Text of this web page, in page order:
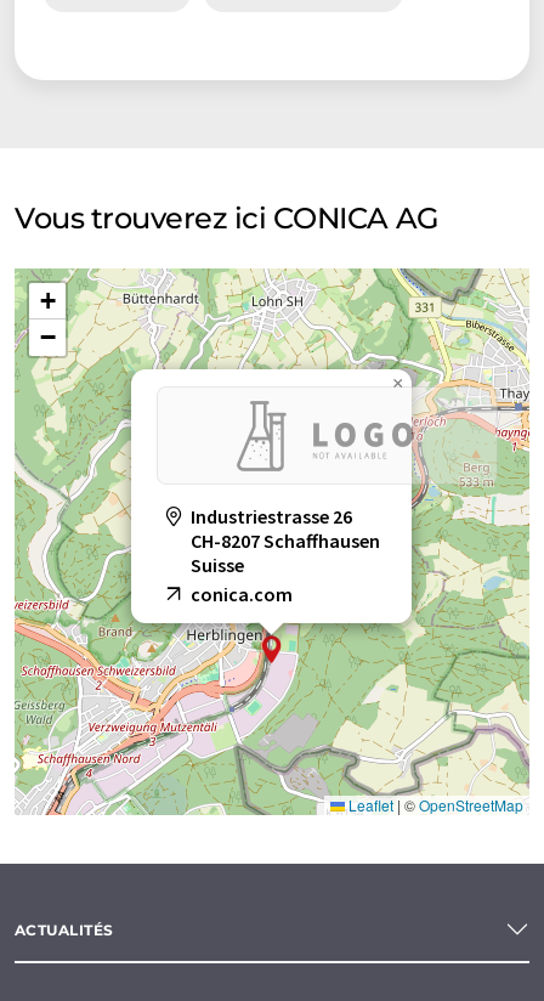
Vous trouverez ici CONICA AG
Industriestrasse 26
CH-8207 Schaffhausen
Suisse
conica.com
×
+
−
Leaflet | ©OpenStreetMap
ACTUALITÉS